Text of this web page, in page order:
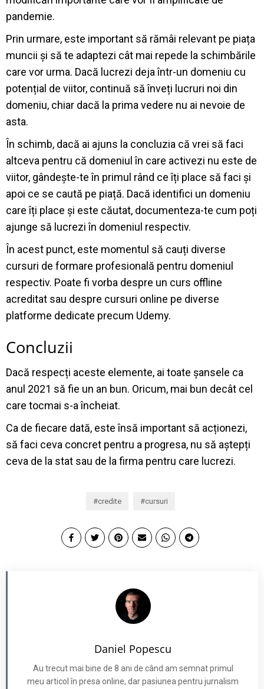
pandemie.
Prin urmare, este important să rămâi relevant pe piața
muncii și să te adaptezi cât mai repede la schimbările
care vor urma. Dacă lucrezi deja într-un domeniu cu
potențial de viitor, continuă să înveți lucruri noi din
domeniu, chiar dacă la prima vedere nu ai nevoie de
asta.
În schimb, dacă ai ajuns la concluzia că vrei să faci
altceva pentru că domeniul în care activezi nu este de
viitor, gândește-te în primul rând ce îți place să faci și
apoi ce se caută pe piață. Dacă identifici un domeniu
care îți place și este căutat, documenteza-te cum poți
ajunge să lucrezi în domeniul respectiv.
În acest punct, este momentul să cauți diverse
cursuri de formare profesională pentru domeniul
respectiv. Poate fi vorba despre un curs offline
acreditat sau despre cursuri online pe diverse
platforme dedicate precum Udemy.
Concluzii
Dacă respecți aceste elemente, ai toate șansele ca
anul 2021 să fie un an bun. Oricum, mai bun decât cel
care tocmai s-a încheiat.
Ca de fiecare dată, este însă important să acționezi,
să faci ceva concret pentru a progresa, nu să aștepți
ceva de la stat sau de la firma pentru care lucrezi.
credite cursuri
Daniel Popescu
Au trecut mai bine de 8 ani de când am semnat primul
meu articol în presa online, dar pasiunea pentru jurnalism